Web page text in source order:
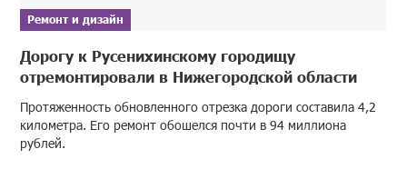
Ремонт и дизайн
Дорогу к Русенихинскому городищу
отремонтировали в Нижегородской области
Протяженность обновленного отрезка дороги составила 4,2
километра. Его ремонт обошелся почти в 94 миллиона
рублей.